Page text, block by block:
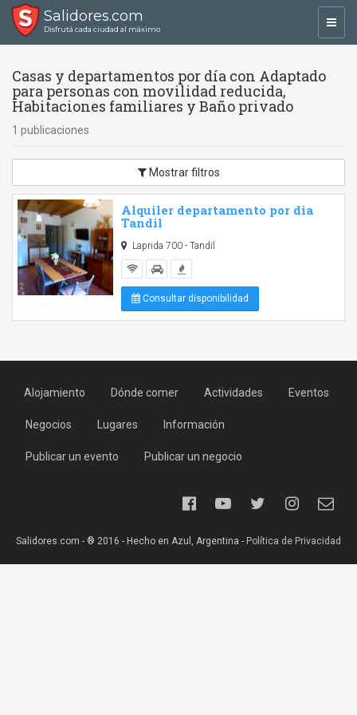
Salidores.com
Disfrutá cada ciudad al máximo
Casas y departamentos por día con Adaptado
para personas con movilidad reducida,
Habitaciones familiares y Baño privado
1 publicaciones
Mostrar filtros
Alquiler departamento por dia
Tandil
Laprida 700 - Tandil
Consultar disponibilidad
Alojamiento Dónde comer Actividades Eventos
Negocios Lugares Información
Publicar un evento Publicar un negocio
Salidores.com - ® 2016 - Hecho en Azul, Argentina - Política de Privacidad